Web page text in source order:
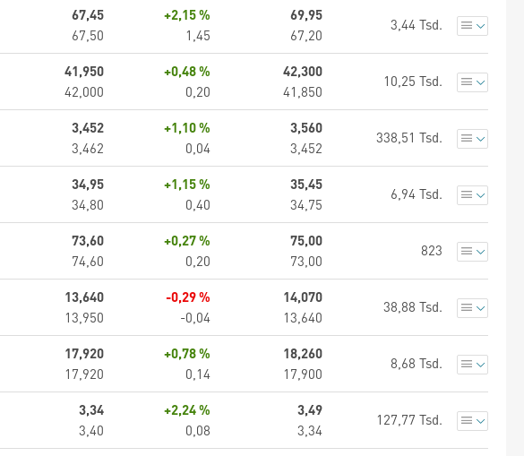
67,45
67,50
+2,15 %
1,45
69,95
67,20
3,44 Tsd.
41,950
42,000
+0,48 %
0,20
42,300
41,850
10,25 Tsd.
3,452
3,462
+1,10 %
0,04
3,560
3,452
338,51 Tsd.
34,95
34,80
+1,15 %
0,40
35,45
34,75
6,94 Tsd.
73,60
74,60
+0,27 %
0,20
75,00
73,00
823
13,640
13,950
-0,29 %
-0,04
14,070
13,640
38,88 Tsd.
17,920
17,920
+0,78 %
0,14
18,260
17,900
8,68 Tsd.
3,34
3,40
+2,24 %
0,08
3,49
3,34
127,77 Tsd.